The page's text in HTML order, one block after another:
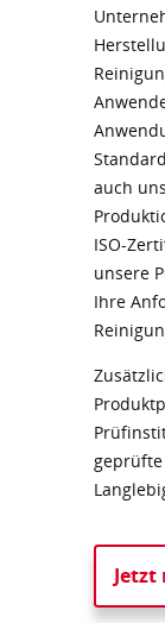
auch
ISO-
unsere
Ihre